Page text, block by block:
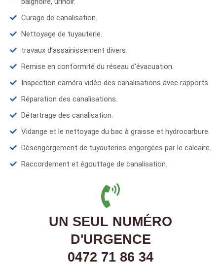
Curage de canalisation.
Nettoyage de tuyauterie.
travaux d’assainissement divers.
Remise en conformité du réseau d'évacuation.
Inspection caméra vidéo des canalisations avec rapports.
Réparation des canalisations.
Détartrage des canalisation.
Vidange et le nettoyage du bac à graisse et hydrocarbure.
Désengorgement de tuyauteries engorgées par le calcaire.
Raccordement et égouttage de canalisation.
UN SEUL NUMÉRO
D'URGENCE
0472 71 86 34